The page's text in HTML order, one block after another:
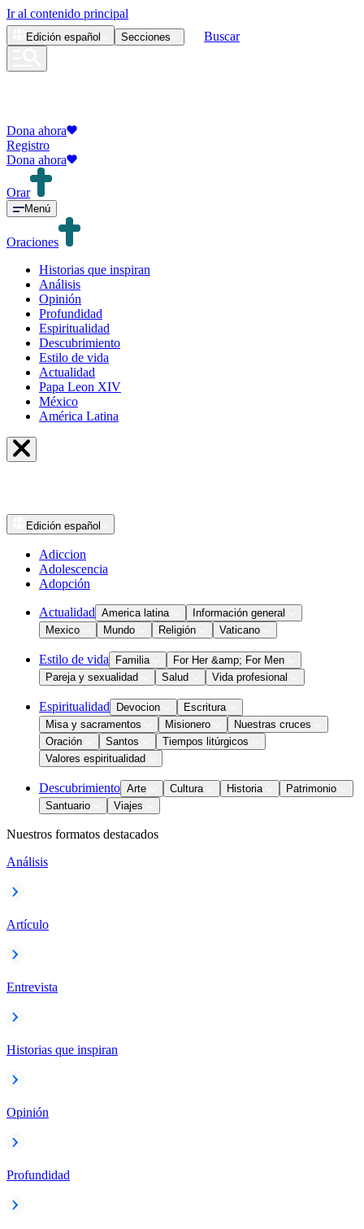
Ir al contenido principal
Edición español Secciones Buscar
Dona ahora
Registro
Dona ahora
Orar
Menú
Oraciones
Historias que inspiran
Análisis
Opinión
Profundidad
Espiritualidad
Descubrimiento
Estilo de vida
Actualidad
Papa Leon XIV
México
América Latina
Edición español
Adiccion
Adolescencia
Adopción
Actualidad America latina
Información general
Mexico
Mundo Religión Vaticano
Estilo de vida Familia
For Her &amp; For Men
Pareja y sexualidad
Salud Vida profesional
Espiritualidad Devocion
Escritura
Misa y sacramentos
Misionero
Nuestras cruces
Oración
Santos
Tiempos litúrgicos
Valores espiritualidad
Descubrimiento Arte Cultura Historia
Patrimonio
Santuario
Viajes
Nuestros formatos destacados
Análisis
Artículo
Entrevista
Historias que inspiran
Opinión
Profundidad